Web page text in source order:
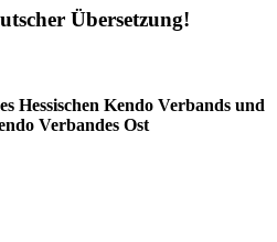
Übersetzung!
Hessischen Kendo Verbands und
Verbandes Ost